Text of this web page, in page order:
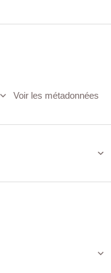
Voir les métadonnées